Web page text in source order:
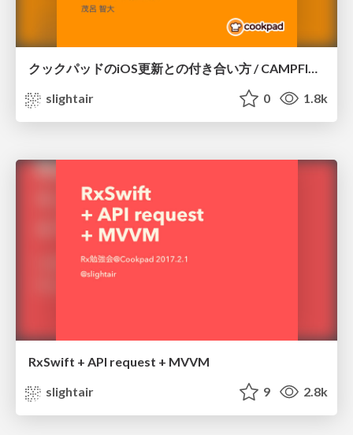
クックパッドのiOS更新との付き合い方 / CAMPFIRE iOS #2
slightair
0 1.8k
RxSwift + API request + MVVM
slightair
9 2.8k